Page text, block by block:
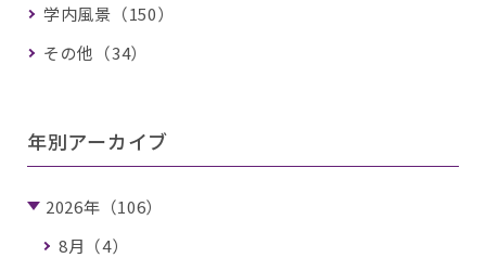
学内風景（150）
その他（34）
年別アーカイブ
2026年（106）
8月（4）